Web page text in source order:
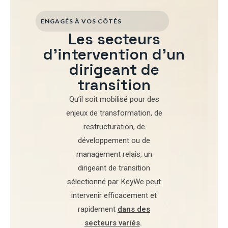
ENGAGÉS À VOS CÔTÉS
Les secteurs
d'intervention d'un
dirigeant de
transition
Qu’il soit mobilisé pourdes
enjeux de transformation, de
restructuration, de
développementou de
management relais, un
dirigeant de transition
sélectionné par KeyWe peut
intervenir efficacement et
rapidement dans des
secteurs variés.